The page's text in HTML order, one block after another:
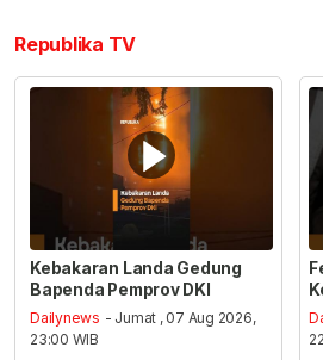
Republika TV
Kebakaran Landa Gedung
Bapenda Pemprov DKI
Dailynews - Jumat , 07 Aug 2026,
23:00 WIB